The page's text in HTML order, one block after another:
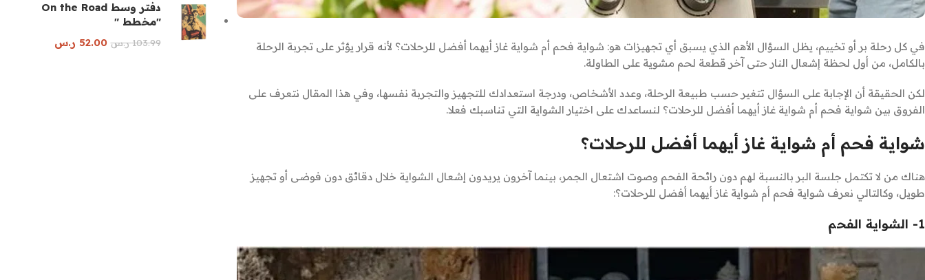
في كل رحلة بر أو تخييم، يظل السؤال الأهم الذي يسبق أي تجهيزات هو: شواية فحم أم شواية غاز أيهما أفضل للرحلات؟ لأنه قرار يؤثر على تجربة الرحلة
بالكامل، من أول لحظة إشعال النار حتى آخر قطعة لحم مشوية على الطاولة.
لكن الحقيقة أن الإجابة على السؤال تتغير حسب طبيعة الرحلة، وعدد الأشخاص، ودرجة استعدادك للتجهيز والتجربة نفسها، وفي هذا المقال نتعرف على
الفروق بين شواية فحم أم شواية غاز أيهما أفضل للرحلات؟ لنساعدك على اختيار الشواية التي تناسبك فعلا.
شواية فحم أم شواية غاز أيهما أفضل للرحلات؟
هناك من لا تكتمل جلسة البر بالنسبة لهم دون رائحة الفحم وصوت اشتعال الجمر، بينما آخرون يريدون إشعال الشواية خلال دقائق دون فوضى أو تجهيز
طويل، وكالتالي نعرف شواية فحم أم شواية غاز أيهما أفضل للرحلات؟:
1- الشواية الفحم
دفتر وسط On the Road
"مخطط "
103.99 ر.س 52.00 ر.س